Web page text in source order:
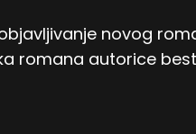
novog
romana autorice